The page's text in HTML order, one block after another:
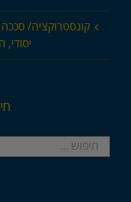
קונסטרוקציה/
יסודי,
חיפוש...